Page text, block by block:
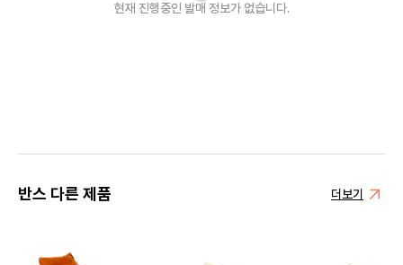
현재 진행중인 발매 정보가 없습니다.
반스 다른 제품 더보기